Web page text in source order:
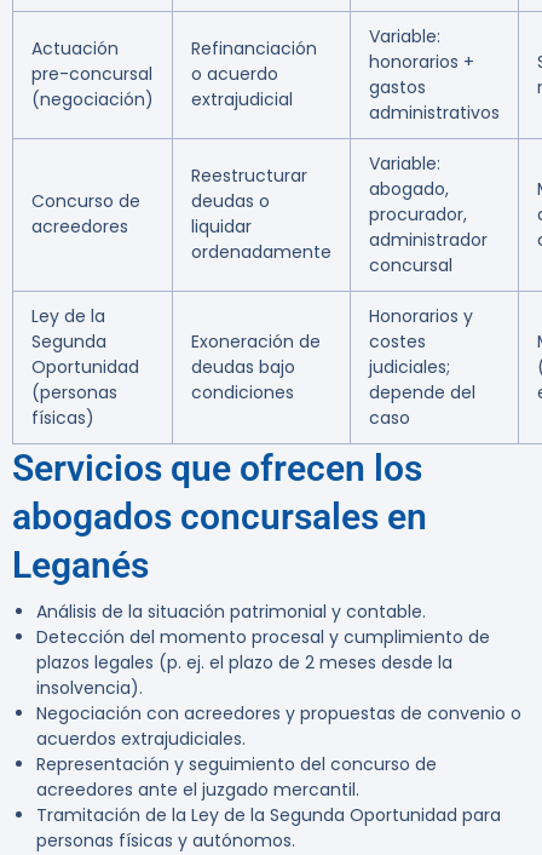
Actuación
pre-concursal
(negociación)
Refinanciación
o acuerdo
extrajudicial
Variable:
honorarios +
gastos
administrativos
Concurso de
acreedores
Reestructurar
deudas o
liquidar
ordenadamente
Variable:
abogado,
procurador,
administrador
concursal
Ley de la
Segunda
Oportunidad
(personas
físicas)
Exoneración de
deudas bajo
condiciones
Honorarios y
costes
judiciales;
depende del
caso
Servicios que ofrecen los
abogados concursales en
Leganés
Análisis de la situación patrimonial y contable.
Detección del momento procesal y cumplimiento de
plazos legales (p. ej. el plazo de 2 meses desde la
insolvencia).
Negociación con acreedores y propuestas de convenio o
acuerdos extrajudiciales.
Representación y seguimiento del concurso de
acreedores ante el juzgado mercantil.
Tramitación de la Ley de la Segunda Oportunidad para
personas físicas y autónomos.